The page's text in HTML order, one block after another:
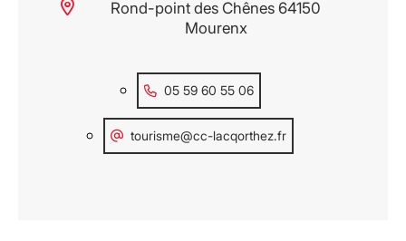
Rond-point des Chênes 64150
Mourenx
05 59 60 55 06
tourisme@cc-lacqorthez.fr